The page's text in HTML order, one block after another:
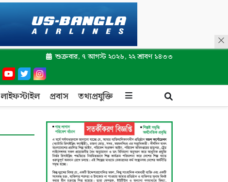
শুক্রবার, ৭ আগস্ট ২০২৬, ২২ শ্রাবণ ১৪৩৩
লাইফস্টাইল প্রবাস তথ্যপ্রযুক্তি